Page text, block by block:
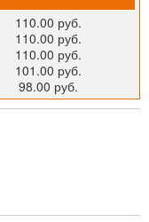
110.00 руб.
110.00 руб.
110.00 руб.
101.00 руб.
98.00 руб.